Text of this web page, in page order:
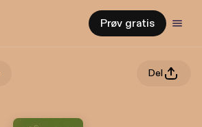
Prøv gratis
Del